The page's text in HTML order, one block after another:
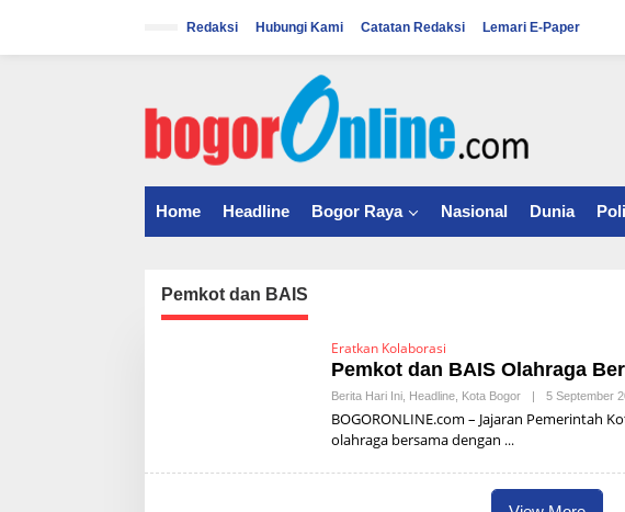
i
Redaksi Hubungi Kami Catatan Redaksi Lemari E-Paper
Home Headline Bogor Raya Nasional Dunia
Pemkot dan BAIS
Eratkan Kolaborasi
Pemkot dan BAIS Olahraga
Berita Hari Ini Headline Kota Bogor | 5 September
BOGORONLINE.com – Jajaran Pemerintah
olahraga bersama dengan